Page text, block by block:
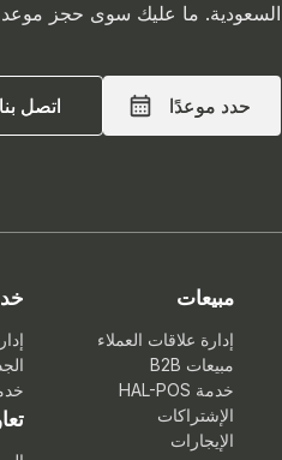
السعودية. ما عليك سوى حجز موعد
حدد موعدًا
حدد موعدًا اتصل بنا
اتصل بنا
مبيعات
إدارة علاقات العملاء
مبيعات B2B
خدمة HAL-POS
الإشتراكات
الإيجارات